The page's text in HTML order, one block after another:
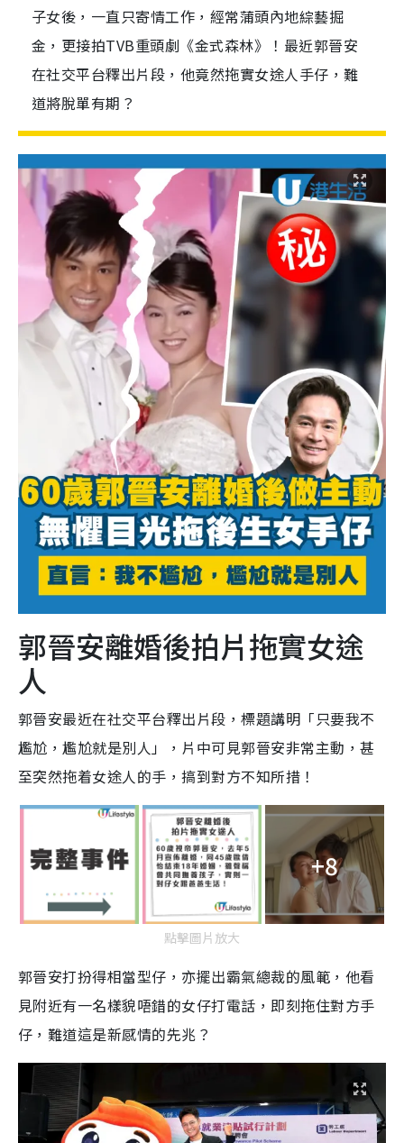
子女後，一直只寄情工作，經常蒲頭內地綜藝掘
金，更接拍TVB重頭劇《金式森林》！最近郭晉安
在社交平台釋出片段，他竟然拖實女途人手仔，難
道將脫單有期？
郭晉安離婚後拍片拖實女途
人
郭晉安最近在社交平台釋出片段，標題講明「只要我不
尷尬，尷尬就是別人」，片中可見郭晉安非常主動，甚
至突然拖着女途人的手，搞到對方不知所措！
+8
點擊圖片放大
郭晉安打扮得相當型仔，亦擺出霸氣總裁的風範，他看
見附近有一名樣貌唔錯的女仔打電話，即刻拖住對方手
仔，難道這是新感情的先兆？